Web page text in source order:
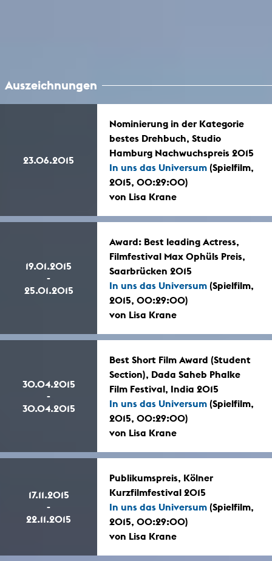
Auszeichnungen
23.06.2015
Nominierung in der Kategorie
bestes Drehbuch, Studio
Hamburg Nachwuchspreis 2015
In uns das Universum (Spielfilm,
2015, 00:29:00)
von Lisa Krane
19.01.2015
-
25.01.2015
Award: Best leading Actress,
Filmfestival Max Ophüls Preis,
Saarbrücken 2015
In uns das Universum (Spielfilm,
2015, 00:29:00)
von Lisa Krane
30.04.2015
-
30.04.2015
Best Short Film Award (Student
Section), Dada Saheb Phalke
Film Festival, India 2015
In uns das Universum (Spielfilm,
2015, 00:29:00)
von Lisa Krane
17.11.2015
-
22.11.2015
Publikumspreis, Kölner
Kurzfilmfestival 2015
In uns das Universum (Spielfilm,
2015, 00:29:00)
von Lisa Krane